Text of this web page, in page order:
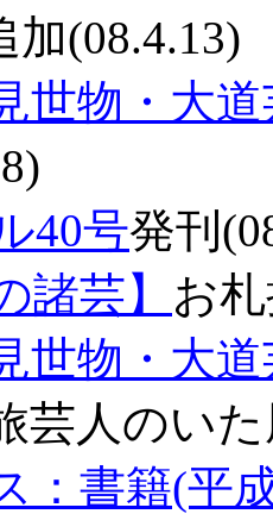
加(08.4.13)
世物・大
40号発刊
諸芸】 お
世物・大
芸人のい
：書籍(平